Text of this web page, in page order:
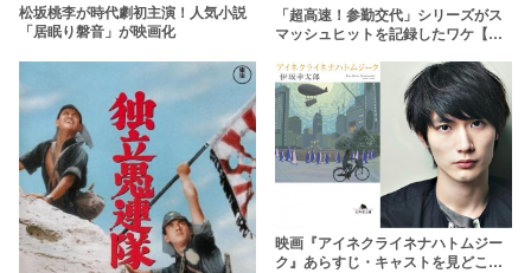
松坂桃李が時代劇初主演！人気小説
「居眠り磐音」が映画化
「超高速！参勤交代」シリーズがス
マッシュヒットを記録したワケ【あ
映画『アイネクライネナハトムジー
ク』あらすじ・キャストを見どころ